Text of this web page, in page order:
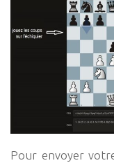
Pour envoyer